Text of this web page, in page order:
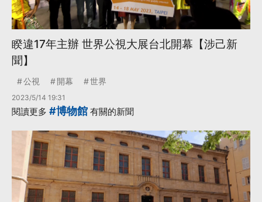
睽違17年主辦 世界公視大展台北開幕【涉己新
聞】
公視 開幕 世界
2023/5/14 19:31
閱讀更多 #博物館 有關的新聞